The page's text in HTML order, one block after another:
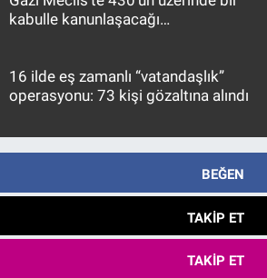
kabulle kanunlaşacağı
16 ilde eş zamanlı “vatandaşlık”
operasyonu: 73 kişi gözaltına alındı
BEĞEN
TAKIP ET
TAKIP ET